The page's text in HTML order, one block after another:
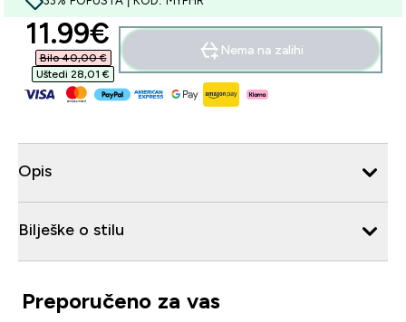
discounted price
11.99€‎
Bilo 40,00 €‎
Uštedi 28,01 €‎
Nema na zalihi
Opis
Bilješke o stilu
Preporučeno za vas